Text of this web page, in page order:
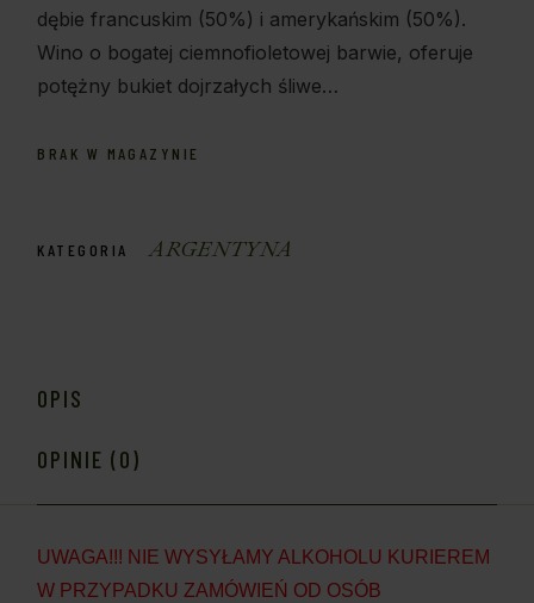
dębie francuskim (50%) i amerykańskim (50%).
Wino o bogatej ciemnofioletowej barwie, oferuje
potężny bukiet dojrzałych śliwe…
BRAK W MAGAZYNIE
KATEGORIA ARGENTYNA
OPIS
OPINIE (0)
UWAGA!!! NIE WYSYŁAMY ALKOHOLU KURIEREM
W PRZYPADKU ZAMÓWIEŃ OD OSÓB